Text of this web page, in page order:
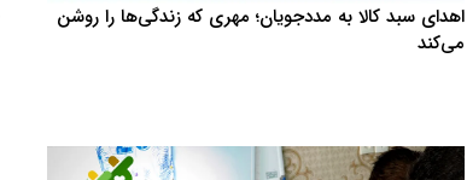
اهدای سبد کالا به مددجویان؛ مهری که زندگی‌ها را روشن
می‌کند